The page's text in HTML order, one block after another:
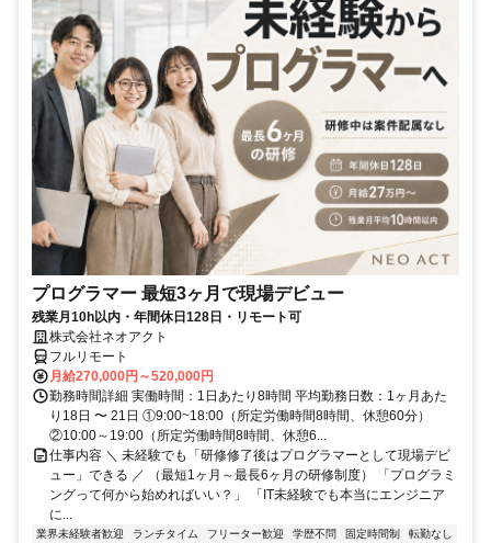
プログラマー 最短3ヶ月で現場デビュー
残業月10h以内・年間休日128日・リモート可
株式会社ネオアクト
フルリモート
月給270,000円～520,000円
勤務時間詳細 実働時間：1日あたり8時間 平均勤務日数：1ヶ月あた
り18日 〜 21日 ①9:00~18:00（所定労働時間8時間、休憩60分）
②10:00～19:00（所定労働時間8時間、休憩6...
仕事内容 ＼ 未経験でも「研修修了後はプログラマーとして現場デビ
ュー」できる ／ （最短1ヶ月～最長6ヶ月の研修制度） 「プログラミ
ングって何から始めればいい？」 「IT未経験でも本当にエンジニア
に...
業界未経験者歓迎 ランチタイム フリーター歓迎 学歴不問 固定時間制
転勤なし